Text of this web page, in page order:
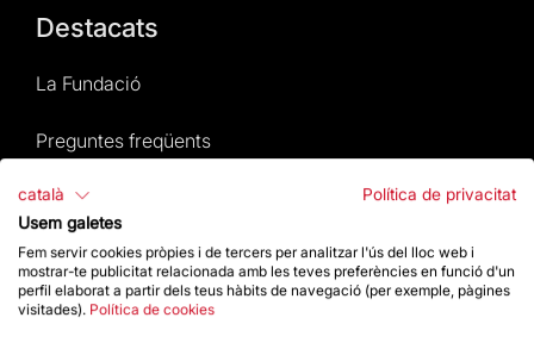
Destacats
La Fundació
Preguntes freqüents
Atenció al Visitant
Normativa i condicions de compra
Notícies i Actualitat
català
Política de privacitat
Usem galetes
Fem servir cookies pròpies i de tercers per analitzar l'ús del lloc web i
mostrar-te publicitat relacionada amb les teves preferències en funció d'un
perfil elaborat a partir dels teus hàbits de navegació (per exemple, pàgines
visitades). Política de cookies